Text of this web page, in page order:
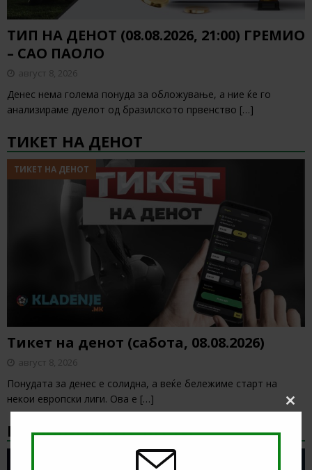
ТИП НА ДЕНОТ (08.08.2026, 21:00) ГРЕМИО
– САО ПАОЛО
август 8, 2026
Денес нема голема понуда за обложување, а ние ќе го
анализираме дуелот од бразилското првенство […]
ТИКЕТ НА ДЕНОТ
ТИКЕТ НА ДЕНОТ
Тикет на денот (сабота, 08.08.2026)
август 8, 2026
Понудата за денес е солидна, а веќе бележиме старт на
некои европски лиги. Ова е […]
НАЈНОВИ БОНУС ВЕСТИ